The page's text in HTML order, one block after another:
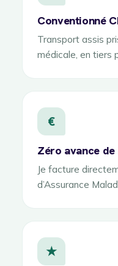
Conventionné
Transport assis
médicale, en tiers
€
Zéro avance
Je facture
d’Assurance
★